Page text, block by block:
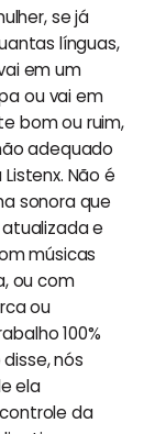
se já
línguas,
em um
ou vai em
bom ou ruim,
adequado
Não é
sonora que
e
músicas
ou com
ou
100%
nós
ela
da